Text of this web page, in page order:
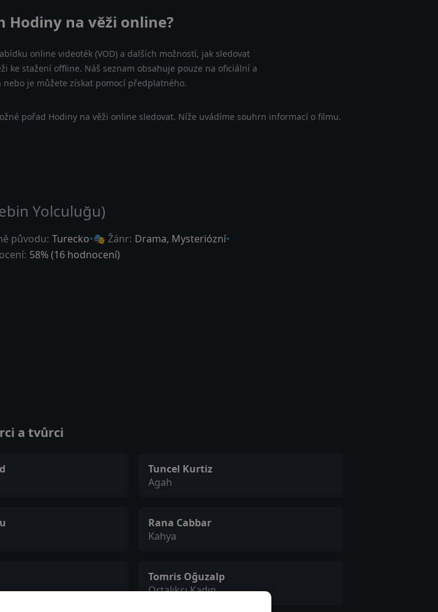
Hodiny na věži online?
online videoték (VOD) a dalších možností, jak sledovat
ke stažení offline. Náš seznam obsahuje pouze na oficiální a
je můžete získat pomocí předplatného.
pořad Hodiny na věži online sledovat. Níže uvádíme souhrn informací o filmu.
Yolculuğu)
původu: Turecko 🎭 Žánr: Drama, Mysteriózní
58% (16 hodnocení)
a tvůrci
Tuncel Kurtiz
Agah
Rana Cabbar
Kahya
Tomris Oğuzalp
Ortalıkçı Kadın